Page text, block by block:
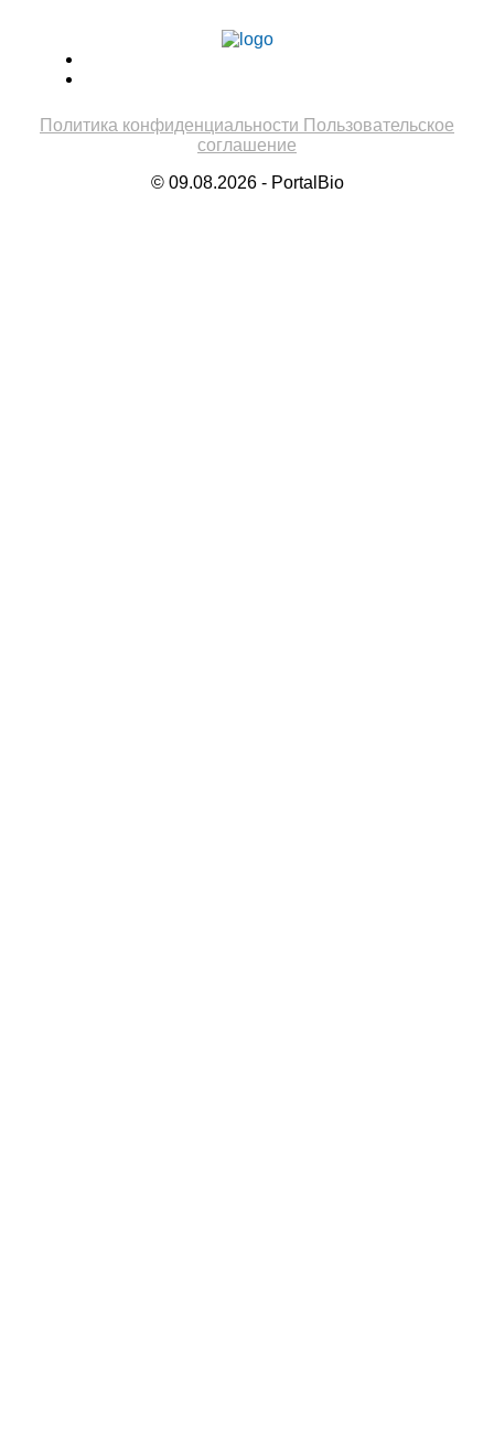
Политика конфиденциальности Пользовательское
соглашение
© 09.08.2026 - PortalBio